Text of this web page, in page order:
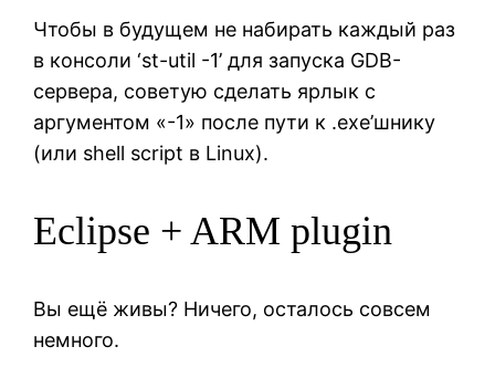
Чтобы в будущем не набирать каждый раз
в консоли ‘st-util -1’ для запуска GDB-
сервера, советую сделать ярлык с
аргументом «-1» после пути к .exe’шнику
(или shell script в Linux).
Eclipse + ARM plugin
Вы ещё живы? Ничего, осталось совсем
немного.